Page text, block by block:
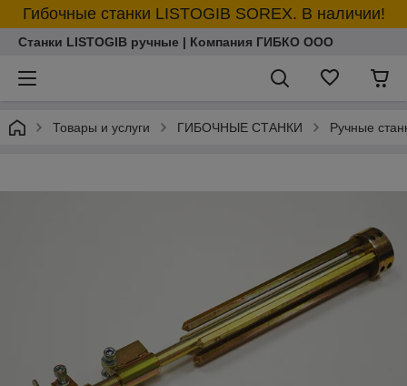
Гибочные станки LISTOGIB SOREX. В наличии!
Станки LISTOGIB ручные | Компания ГИБКО ООО
Товары и услуги ГИБОЧНЫЕ СТАНКИ Ручные